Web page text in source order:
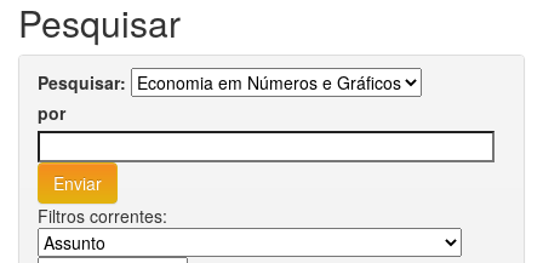
Pesquisar
Pesquisar:
por
Filtros correntes: